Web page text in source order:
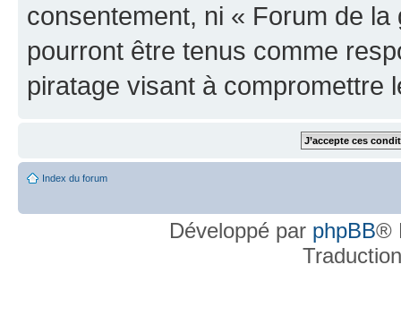
consentement, ni « Forum de
pourront être tenus comme
piratage visant à compromettre
Index du forum
Développé par phpBB®